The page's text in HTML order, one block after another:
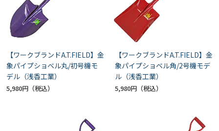
【ワークブランドA.T.FIELD】金
象パイプショベル丸/初号機モ
デル（浅香工業）
5,980円
【ワークブランドA.T.FIELD】金
象パイプショベル角/2号機モデ
ル（浅香工業）
5,980円